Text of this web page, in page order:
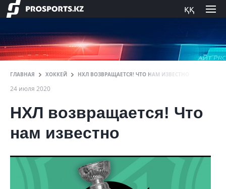
ққ
ГЛАВНАЯ ХОККЕЙ НХЛ ВОЗВРАЩАЕТСЯ! ЧТО НАМ ИЗВЕСТНО
24 июля 2020
НХЛ возвращается! Что
нам известно